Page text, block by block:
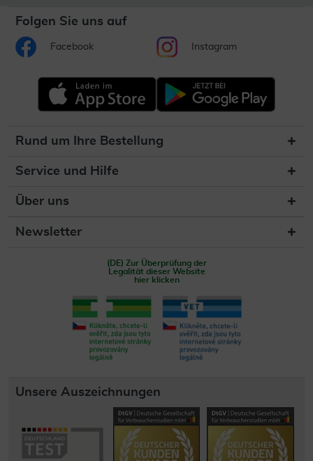
Folgen Sie uns auf
Facebook Instagram
Rund um Ihre Bestellung
Service und Hilfe
Über uns
Newsletter
(DE) Zur Überprüfung der
Legalität dieser Website
hier klicken
Unsere Auszeichnungen